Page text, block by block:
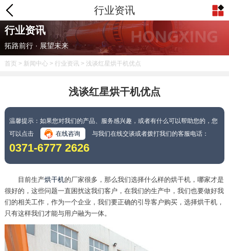
行业资讯
行业资讯
拓路前行 · 展望未来
首页 > 新闻中心> 行业资讯> 浅谈红星烘干机优点
浅谈红星烘干机优点
温馨提示：如果您对我们的产品、服务感兴趣，或者有什么可以帮助您的，您
可以点击
在线咨询 与我们在线交谈或者拨打我们的客服电话：
0371-6777 2626
目前生产烘干机的厂家很多，那么我们选择什么样的烘干机，哪家才是
很好的，这些问题一直困扰这我们客户，在我们的生产中，我们也要做好我
们的相关工作，作为一个企业，我们要正确的引导客户购买，选择烘干机，
只有这样我们才能与用户融为一体。